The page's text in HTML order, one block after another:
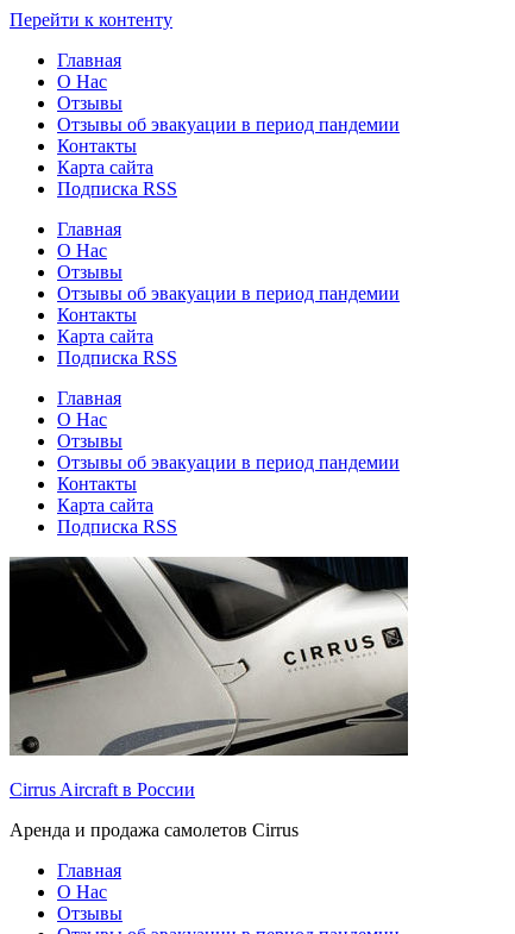
Перейти к контенту
Главная
О Нас
Отзывы
Отзывы об эвакуации в период пандемии
Контакты
Карта сайта
Подписка RSS
Главная
О Нас
Отзывы
Отзывы об эвакуации в период пандемии
Контакты
Карта сайта
Подписка RSS
Главная
О Нас
Отзывы
Отзывы об эвакуации в период пандемии
Контакты
Карта сайта
Подписка RSS
Cirrus Aircraft в России
Аренда и продажа самолетов Cirrus
Главная
О Нас
Отзывы